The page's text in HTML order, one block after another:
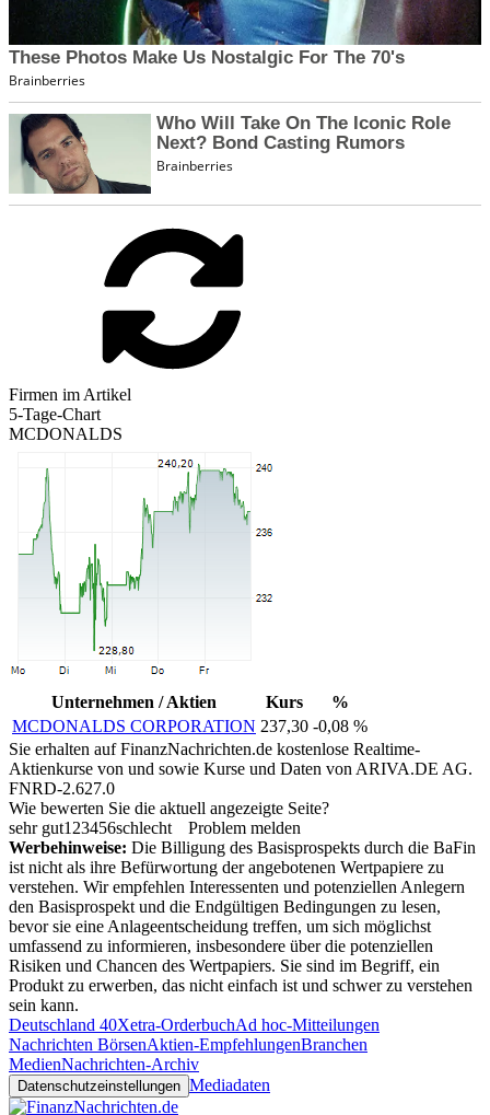
Firmen im Artikel
5-Tage-Chart
MCDONALDS
Unternehmen / Aktien Kurs
%
MCDONALDS CORPORATION 237,30 -0,08 %
Sie erhalten auf FinanzNachrichten.de kostenlose Realtime-
Aktienkurse von und sowie Kurse und Daten von ARIVA.DE AG.
FNRD-2.627.0
Wie bewerten Sie die aktuell angezeigte Seite?
sehr gut1 23456schlecht
Problem melden
Werbehinweise: Die Billigung des Basisprospekts durch die BaFin
ist nicht als ihre Befürwortung der angebotenen Wertpapiere zu
verstehen. Wir empfehlen Interessenten und potenziellen Anlegern
den Basisprospekt und die Endgültigen Bedingungen zu lesen,
bevor sie eine Anlageentscheidung treffen, um sich möglichst
umfassend zu informieren, insbesondere über die potenziellen
Risiken und Chancen des Wertpapiers. Sie sind im Begriff, ein
Produkt zu erwerben, das nicht einfach ist und schwer zu verstehen
sein kann.
Deutschland 40Xetra-OrderbuchAd hoc-Mitteilungen
Nachrichten BörsenAktien-EmpfehlungenBranchen
MedienNachrichten-Archiv
Datenschutzeinstellungen Mediadaten